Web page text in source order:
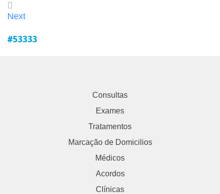
Next
#53333
Consultas
Exames
Tratamentos
Marcação de Domicilios
Médicos
Acordos
Clínicas